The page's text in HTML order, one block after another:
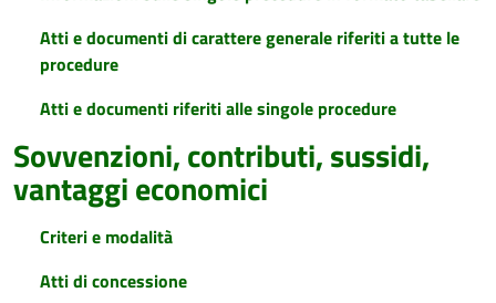
Atti e documenti di carattere generale riferiti a tutte le
procedure
Atti e documenti riferiti alle singole procedure
Sovvenzioni, contributi, sussidi,
vantaggi economici
Criteri e modalità
Atti di concessione